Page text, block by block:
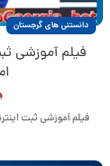
دانستنی های گرجستان
فیلم آموزشی
فیلم آموزشی ثبت